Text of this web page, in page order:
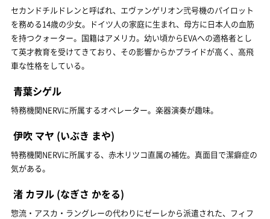
セカンドチルドレンと呼ばれ、エヴァンゲリオン弐号機のパイロット
を務める14歳の少女。ドイツ人の家庭に生まれ、母方に日本人の血筋
を持つクォーター。国籍はアメリカ。幼い頃からEVAへの適格者とし
て英才教育を受けてきており、その影響からかプライドが高く、高飛
車な性格をしている。
青葉シゲル
特務機関NERVに所属するオペレーター。楽器演奏が趣味。
伊吹 マヤ (いぶき まや)
特務機関NERVに所属する、赤木リツコ直属の補佐。真面目で潔癖症の
気がある。
渚 カヲル (なぎさ かをる)
惣流・アスカ・ラングレーの代わりにゼーレから派遣された、フィフ